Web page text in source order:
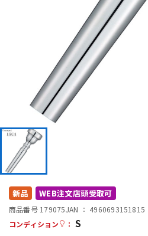
アンプ
DJ機器
配信/ライブ機器
新品 WEB注文店頭受取可
商品番号 179075JAN ： 4960693151815
コンディション
： S